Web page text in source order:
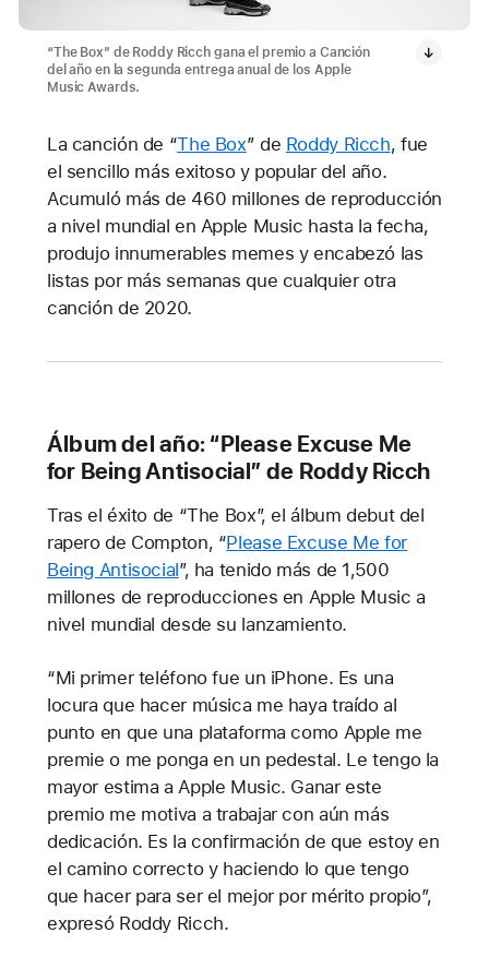
“The Box” de Roddy Ricch gana el premio a Canción
del año en la segunda entrega anual de los Apple
Music Awards.
La canción de “The Box” de Roddy Ricch, fue
el sencillo más exitoso y popular del año.
Acumuló más de 460 millones de reproducción
a nivel mundial en Apple Music hasta la fecha,
produjo innumerables memes y encabezó las
listas por más semanas que cualquier otra
canción de 2020.
Álbum del año: “Please Excuse Me
for Being Antisocial” de Roddy Ricch
Tras el éxito de “The Box”, el álbum debut del
rapero de Compton, “Please Excuse Me for
Being Antisocial”, ha tenido más de 1,500
millones de reproducciones en Apple Music a
nivel mundial desde su lanzamiento.
“Mi primer teléfono fue un iPhone. Es una
locura que hacer música me haya traído al
punto en que una plataforma como Apple me
premie o me ponga en un pedestal. Le tengo la
mayor estima a Apple Music. Ganar este
premio me motiva a trabajar con aún más
dedicación. Es la confirmación de que estoy en
el camino correcto y haciendo lo que tengo
que hacer para ser el mejor por mérito propio”,
expresó Roddy Ricch.